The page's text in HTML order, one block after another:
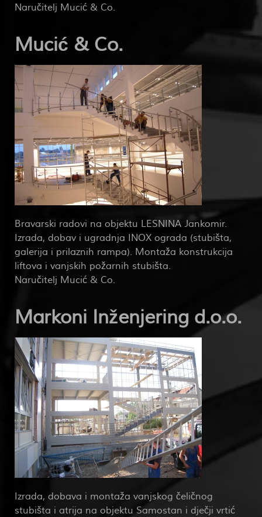
Naručitelj Mucić & Co.
Mucić & Co.
Bravarski radovi na objektu LESNINA Jankomir.
Izrada, dobav i ugradnja INOX ograda (stubišta,
galerija i prilaznih rampa). Montaža konstrukcija
liftova i vanjskih požarnih stubišta.
Naručitelj Mucić & Co.
Markoni Inženjering d.o.o.
Izrada, dobava i montaža vanjskog čeličnog
stubišta i atrija na objektu Samostan i dječji vrtić